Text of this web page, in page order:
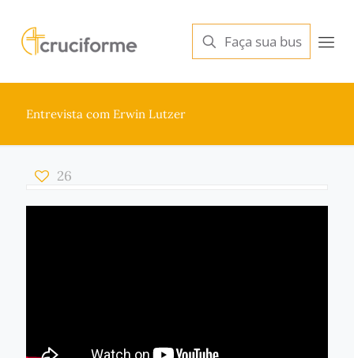
Entrevista com Erwin Lutzer
26